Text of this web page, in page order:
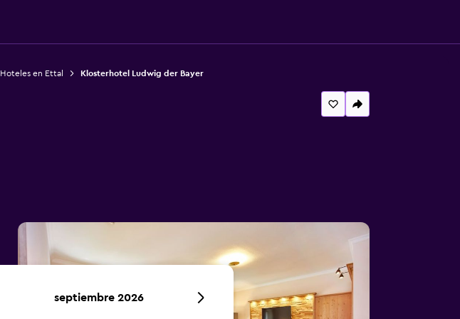
Hoteles en Ettal Klosterhotel Ludwig der Bayer
septiembre 2026